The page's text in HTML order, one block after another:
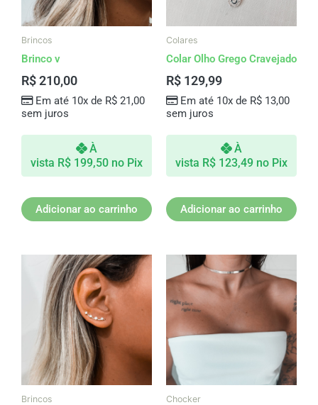
Brincos
Brinco v
R$210,00
Em até 10x de R$21,00
sem juros
À
vista R$ 199,50 no Pix
Adicionar ao carrinho
Colares
Colar Olho Grego Cravejado
R$ 129,99
Em até 10x de R$13,00
sem juros
À
vista R$ 123,49 no Pix
Adicionar ao carrinho
Brincos Chocker